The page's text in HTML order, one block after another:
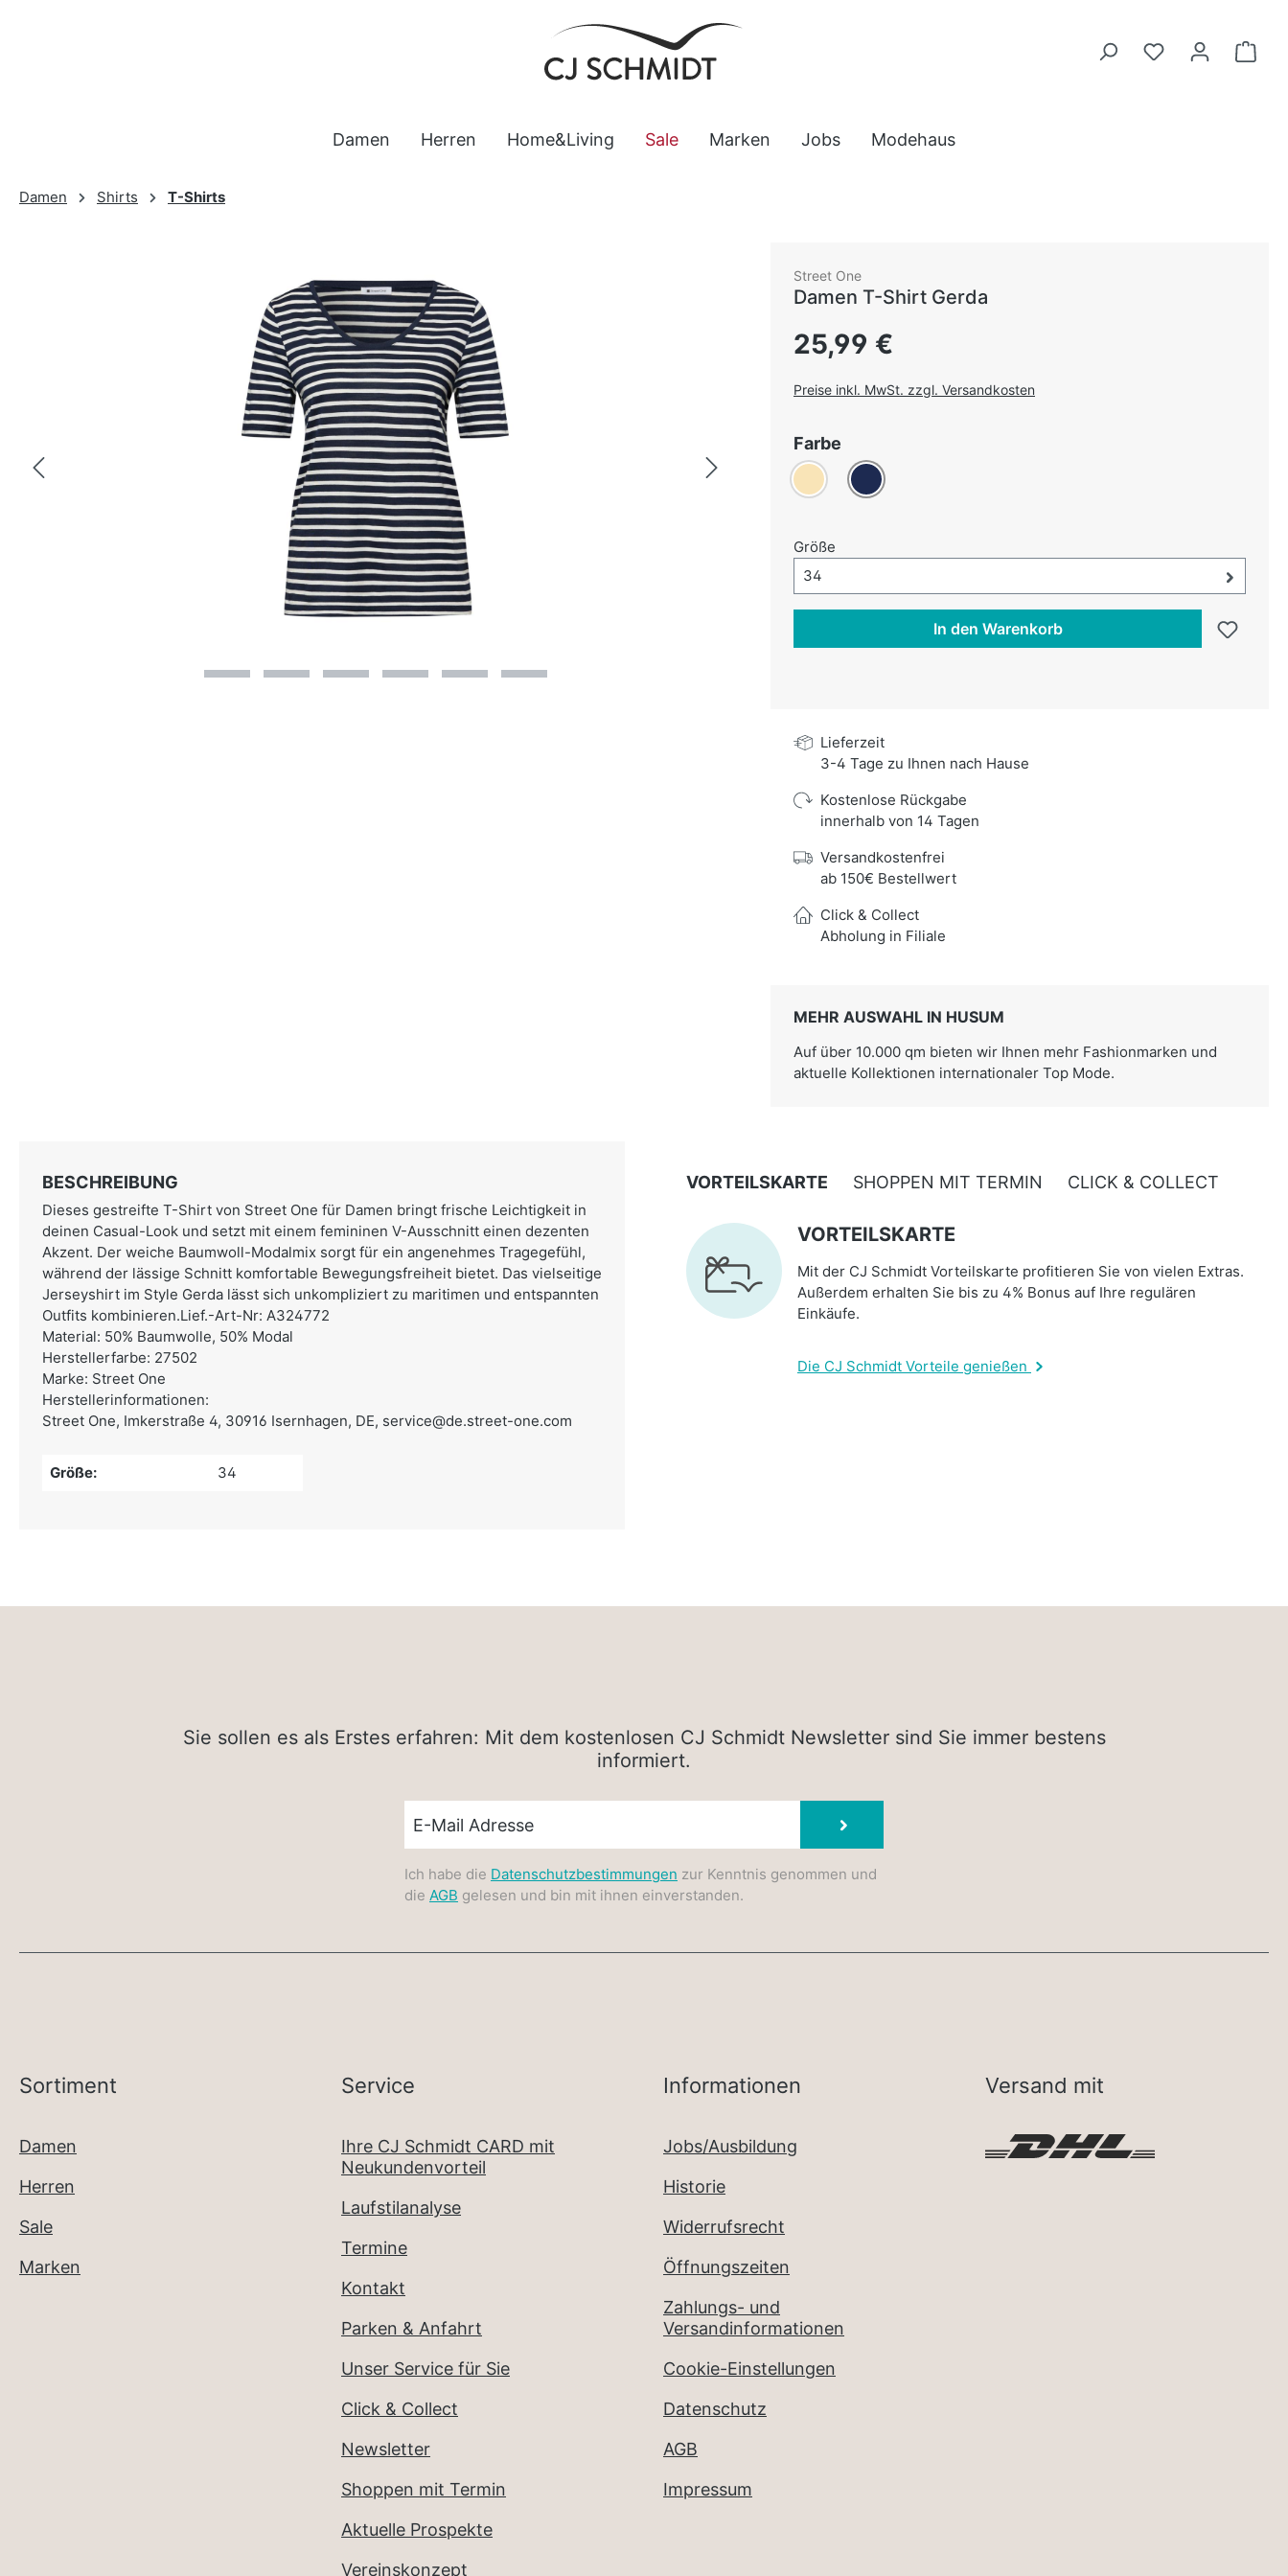
Damen Herren Home&Living Sale Marken Jobs Modehaus
Damen Shirts T-Shirts
Street One
Damen T-Shirt Gerda
Regulärer Preis:
25,99 €
Preise inkl. MwSt. zzgl. Versandkosten
Farbe
Beige Dunkelblau
Größe
Größe-Auswahl öffnen, aktuell ausgewählt:
34
In den Warenkorb
Lieferzeit
3-4 Tage zu Ihnen nach Hause
Kostenlose Rückgabe
innerhalb von 14 Tagen
Versandkostenfrei
ab 150€ Bestellwert
Click & Collect
Abholung in Filiale
MEHR AUSWAHL IN HUSUM
Auf über 10.000 qm bieten wir Ihnen mehr Fashionmarken und
aktuelle Kollektionen internationaler Top Mode.
BESCHREIBUNG
Dieses gestreifte T-Shirt von Street One für Damen bringt frische Leichtigkeit in
deinen Casual-Look und setzt mit einem femininen V-Ausschnitt einen dezenten
Akzent. Der weiche Baumwoll-Modalmix sorgt für ein angenehmes Tragegefühl,
während der lässige Schnitt komfortable Bewegungsfreiheit bietet. Das vielseitige
Jerseyshirt im Style Gerda lässt sich unkompliziert zu maritimen und entspannten
Outfits kombinieren.Lief.-Art-Nr: A324772
Material: 50% Baumwolle, 50% Modal
Herstellerfarbe: 27502
Marke: Street One
Herstellerinformationen:
Street One, Imkerstraße 4, 30916 Isernhagen, DE, service@de.street-one.com
Größe: 34
VORTEILSKARTE SHOPPEN MIT TERMIN CLICK & COLLECT
VORTEILSKARTE
Mit der CJ Schmidt Vorteilskarte profitieren Sie von vielen Extras.
Außerdem erhalten Sie bis zu 4% Bonus auf Ihre regulären
Einkäufe.
Die CJ Schmidt Vorteile genießen
Sie sollen es als Erstes erfahren: Mit dem kostenlosen CJ Schmidt Newsletter sind Sie immer bestens
informiert.
Ich habe die Datenschutzbestimmungen zur Kenntnis genommen und
die AGB gelesen und bin mit ihnen einverstanden.
Sortiment
Damen
Herren
Sale
Marken
Service
Ihre CJ Schmidt CARD mit
Neukundenvorteil
Laufstilanalyse
Termine
Kontakt
Parken & Anfahrt
Unser Service für Sie
Click & Collect
Newsletter
Shoppen mit Termin
Aktuelle Prospekte
Vereinskonzept
Informationen
Jobs/Ausbildung
Historie
Widerrufsrecht
Öffnungszeiten
Zahlungs- und
Versandinformationen
Cookie-Einstellungen
Datenschutz
AGB
Impressum
Versand mit